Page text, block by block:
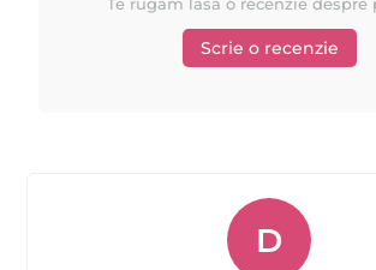
Scrie o recenzie
D